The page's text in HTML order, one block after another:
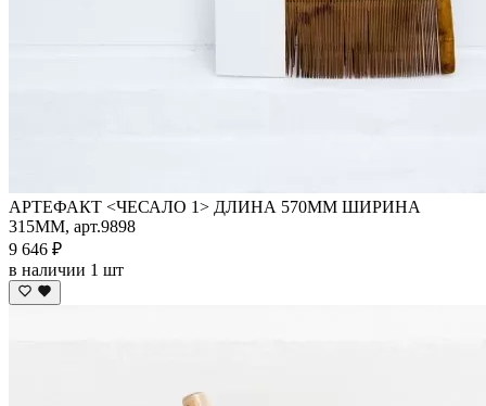
АРТЕФАКТ <ЧЕСАЛО 1> ДЛИНА 570ММ ШИРИНА
315ММ, арт.9898
9 646 ₽
в наличии 1 шт